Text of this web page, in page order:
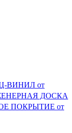
ВИНИЛ от
ДОСКА
ПОКРЫТИЕ от